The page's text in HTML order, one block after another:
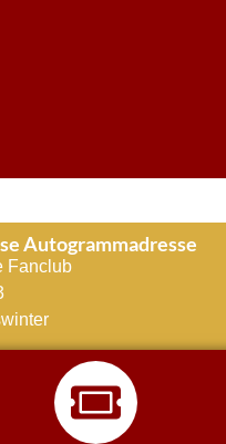
Autogrammadresse
Fanclub